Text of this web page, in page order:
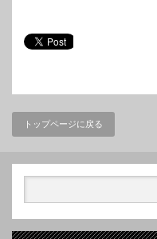
トップページに戻る